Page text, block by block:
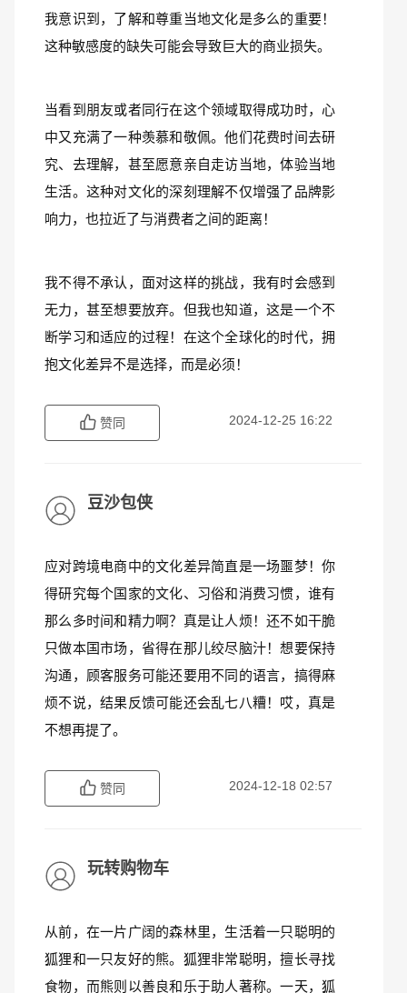
我意识到，了解和尊重当地文化是多么的重要！
这种敏感度的缺失可能会导致巨大的商业损失。
当看到朋友或者同行在这个领域取得成功时，心
中又充满了一种羡慕和敬佩。他们花费时间去研
究、去理解，甚至愿意亲自走访当地，体验当地
生活。这种对文化的深刻理解不仅增强了品牌影
响力，也拉近了与消费者之间的距离！
我不得不承认，面对这样的挑战，我有时会感到
无力，甚至想要放弃。但我也知道，这是一个不
断学习和适应的过程！在这个全球化的时代，拥
抱文化差异不是选择，而是必须！
赞同 2024-12-25 16:22
豆沙包侠
应对跨境电商中的文化差异简直是一场噩梦！你
得研究每个国家的文化、习俗和消费习惯，谁有
那么多时间和精力啊？真是让人烦！还不如干脆
只做本国市场，省得在那儿绞尽脑汁！想要保持
沟通，顾客服务可能还要用不同的语言，搞得麻
烦不说，结果反馈可能还会乱七八糟！哎，真是
不想再提了。
赞同 2024-12-18 02:57
玩转购物车
从前，在一片广阔的森林里，生活着一只聪明的
狐狸和一只友好的熊。狐狸非常聪明，擅长寻找
食物，而熊则以善良和乐于助人著称。一天，狐